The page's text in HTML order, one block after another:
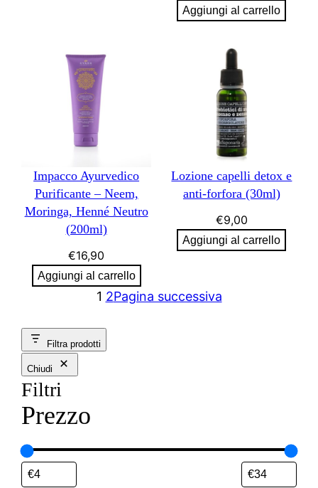
Aggiungi al carrello
Impacco Ayurvedico
Purificante – Neem,
Moringa, Henné Neutro
(200ml)
€16,90
Aggiungi al carrello
Lozione capelli detox e
anti-forfora (30ml)
€9,00
Aggiungi al carrello
1 2Pagina successiva
Filtra prodotti
Chiudi
Filtri
Prezzo